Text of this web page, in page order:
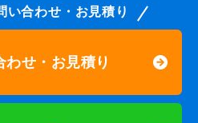
い合わせ・お見積り
わせ・お見積り